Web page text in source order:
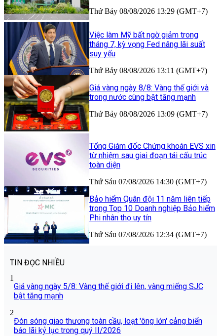
Thứ Bảy 08/08/2026 13:29 (GMT+7)
Việc làm Mỹ bất ngờ giảm trong
tháng 7, kỳ vọng Fed nâng lãi suất
suy yếu
Thứ Bảy 08/08/2026 13:11 (GMT+7)
Giá vàng ngày 8/8: Vàng thế giới và
trong nước cùng bật tăng mạnh
Thứ Bảy 08/08/2026 13:09 (GMT+7)
Tổng Giám đốc Chứng khoán EVS xin
từ nhiệm sau giai đoạn tái cấu trúc
toàn diện
Thứ Sáu 07/08/2026 14:30 (GMT+7)
Bảo hiểm Quân đội 11 năm liên tiếp
trong Top 10 Doanh nghiệp Bảo hiểm
Phi nhân thọ uy tín
Thứ Sáu 07/08/2026 12:34 (GMT+7)
TIN ĐỌC NHIỀU
1
Giá vàng ngày 5/8: Vàng thế giới đi lên, vàng miếng SJC
bật tăng mạnh
2
Đón sóng giao thương toàn cầu, loạt 'ông lớn' cảng biển
báo lãi kỷ lục trong quý II/2026